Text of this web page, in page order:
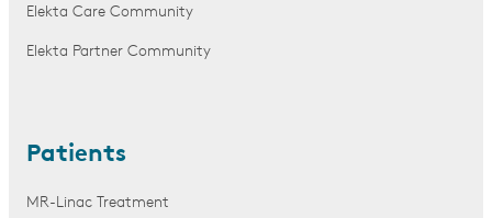
Elekta Care Community
Elekta Partner Community
Patients
MR-Linac Treatment